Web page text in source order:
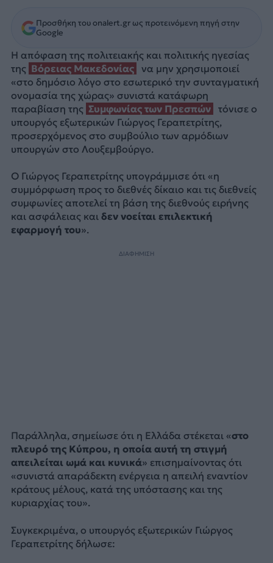
Προσθήκη του onalert.gr ως προτεινόμενη πηγή στην
Google
Η απόφαση της πολιτειακής και πολιτικής ηγεσίας
της Βόρειας Μακεδονίας
να μην χρησιμοποιεί
«στο δημόσιο λόγο στο εσωτερικό την συνταγματική
ονομασία της χώρας» συνιστά κατάφωρη
παραβίαση της Συμφωνίας των Πρεσπών
τόνισε ο
υπουργός εξωτερικών Γιώργος Γεραπετρίτης,
προσερχόμενος στο συμβούλιο των αρμόδιων
υπουργών στο Λουξεμβούργο.
Ο Γιώργος Γεραπετρίτης υπογράμμισε ότι «η
συμμόρφωση προς το διεθνές δίκαιο και τις διεθνείς
συμφωνίες αποτελεί τη βάση της διεθνούς ειρήνης
και ασφάλειας και δεν νοείται επιλεκτική
εφαρμογή του».
ΔΙΑΦΗΜΙΣΗ
Παράλληλα, σημείωσε ότι η Ελλάδα στέκεται «στο
πλευρό της Κύπρου, η οποία αυτή τη στιγμή
απειλείται ωμά και κυνικά» επισημαίνοντας ότι
«συνιστά απαράδεκτη ενέργεια η απειλή εναντίον
κράτους μέλους, κατά της υπόστασης και της
κυριαρχίας του».
Συγκεκριμένα, ο υπουργός εξωτερικών Γιώργος
Γεραπετρίτης δήλωσε: